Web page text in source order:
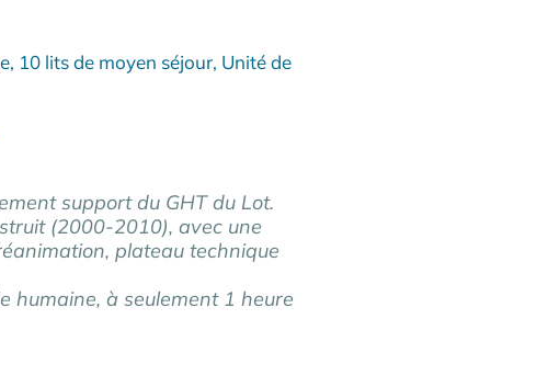
10 lits de moyen séjour, Unité de
support du GHT du Lot.
(2000-2010), avec une
plateau technique
humaine, à seulement 1 heure